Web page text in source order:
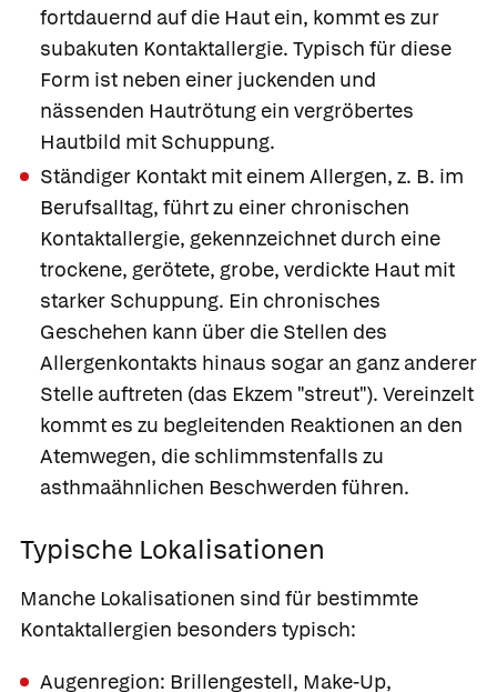
fortdauernd auf die Haut ein, kommt es zur
subakuten Kontaktallergie. Typisch für diese
Form ist neben einer juckenden und
nässenden Hautrötung ein vergröbertes
Hautbild mit Schuppung.
Ständiger Kontakt mit einem Allergen, z. B. im
Berufsalltag, führt zu einer chronischen
Kontaktallergie, gekennzeichnet durch eine
trockene, gerötete, grobe, verdickte Haut mit
starker Schuppung. Ein chronisches
Geschehen kann über die Stellen des
Allergenkontakts hinaus sogar an ganz anderer
Stelle auftreten (das Ekzem "streut"). Vereinzelt
kommt es zu begleitenden Reaktionen an den
Atemwegen, die schlimmstenfalls zu
asthmaähnlichen Beschwerden führen.
Typische Lokalisationen
Manche Lokalisationen sind für bestimmte
Kontaktallergien besonders typisch:
Augenregion: Brillengestell, Make-Up,